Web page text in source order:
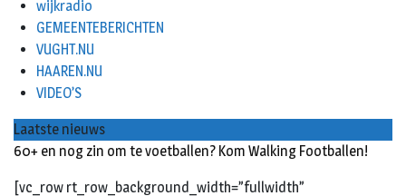
wijkradio
GEMEENTEBERICHTEN
VUGHT.NU
HAAREN.NU
VIDEO’S
Laatste nieuws
60+ en nog zin om te voetballen? Kom Walking Footballen!
[vc_row rt_row_background_width=”fullwidth”